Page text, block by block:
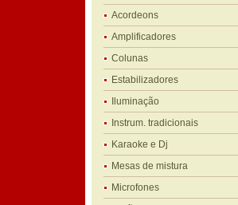
Acordeons
Amplificadores
Colunas
Estabilizadores
Iluminação
Instrum. tradicionais
Karaoke e Dj
Mesas de mistura
Microfones